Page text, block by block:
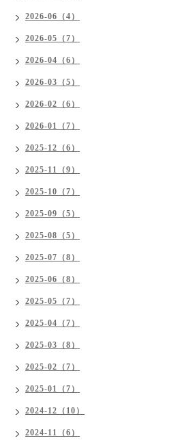
2026-06（4）
2026-05（7）
2026-04（6）
2026-03（5）
2026-02（6）
2026-01（7）
2025-12（6）
2025-11（9）
2025-10（7）
2025-09（5）
2025-08（5）
2025-07（8）
2025-06（8）
2025-05（7）
2025-04（7）
2025-03（8）
2025-02（7）
2025-01（7）
2024-12（10）
2024-11（6）